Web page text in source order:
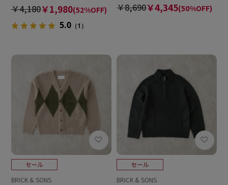
ス
￥4,180￥1,980(52%OFF)
5.0（1）
￥8,690￥4,345(50%OFF)
BRICK & SONS BRICK & SONS